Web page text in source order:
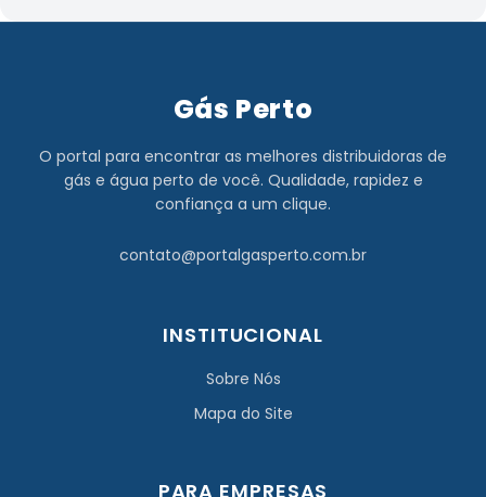
Gás Perto
O portal para encontrar as melhores distribuidoras de
gás e água perto de você. Qualidade, rapidez e
confiança a um clique.
contato@portalgasperto.com.br
INSTITUCIONAL
Sobre Nós
Mapa do Site
PARA EMPRESAS